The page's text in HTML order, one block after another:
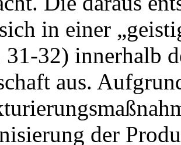
in einer
31-32) innerhalb
aus.
der